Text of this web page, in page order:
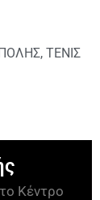
, ΤΕΝΙΣ
Κέντρο